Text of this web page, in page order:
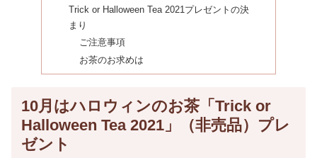
Trick or Halloween Tea 2021プレゼントの決
まり
ご注意事項
お茶のお求めは
10月はハロウィンのお茶「Trick or
Halloween Tea 2021」（非売品）プレ
ゼント